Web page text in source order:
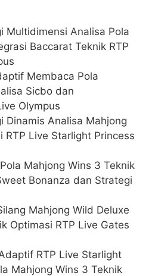
Multidimensi Analisa Pola
Baccarat Teknik RTP
Membaca Pola
Sicbo dan
Olympus
Dinamis Analisa Mahjong
RTP Live Starlight Princess
Mahjong Wins 3 Teknik
Bonanza dan Strategi
Mahjong Wild Deluxe
Optimasi RTP Live Gates
RTP Live Starlight
Mahjong Wins 3 Teknik